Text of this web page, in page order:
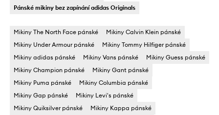
Pánské mikiny bez zapínání adidas Originals
Mikiny The North Face pánské
Mikiny Calvin Klein pánské
Mikiny Under Armour pánské
Mikiny Tommy Hilfiger pánské
Mikiny adidas pánské
Mikiny Vans pánské
Mikiny Guess pánské
Mikiny Champion pánské
Mikiny Gant pánské
Mikiny Puma pánské
Mikiny Columbia pánské
Mikiny Gap pánské
Mikiny Levi's pánské
Mikiny Quiksilver pánské
Mikiny Kappa pánské